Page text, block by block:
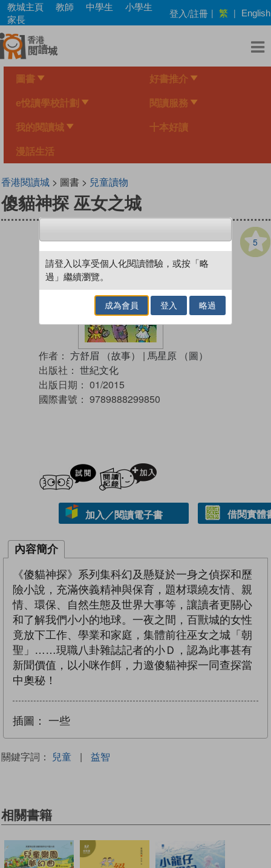
Skip
main
content
教城主頁 教師 中學生
小學生
家長
登入/註冊 | 繁 | English
圖書 好書推介
e悅讀學校計劃 閱讀服務
我的閱讀城 十本好讀
漫話生活
香港閱讀城> 圖書 > 兒童讀物
傻貓神探 巫女之城
5
作者： 方舒眉 （故事） | 馬星原 （圖）
出版社： 世紀文化
出版日期： 01/2015
國際書號： 9789888299850
試閲
加入／閱讀電子書 借閱實體
內容簡介
《傻貓神探》系列集科幻及懸疑於一身之偵探和歷
險小說，充滿俠義精神與保育，題材環繞友情、親
情、環保、自然生態及世界大事等，讓讀者更關心
和了解我們小小的地球。一夜之間，百獸城的女性
竟放下工作、學業和家庭，集體前往巫女之城「朝
聖」……現職八卦雜誌記者的小Ｄ，認為此事甚有
新聞價值，以小咪作餌，力邀傻貓神探一同查探當
中奧秘！
插圖： 一些
關鍵字詞： 兒童 | 益智
相關書籍
請登入以享受個人化閱讀體驗，或按「略
過」繼續瀏覽。
成為會員 登入 略過